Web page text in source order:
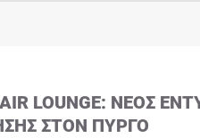
LOUNGE: ΝΈΟΣ
ΣΤΟΝ ΠΎΡΓΟ